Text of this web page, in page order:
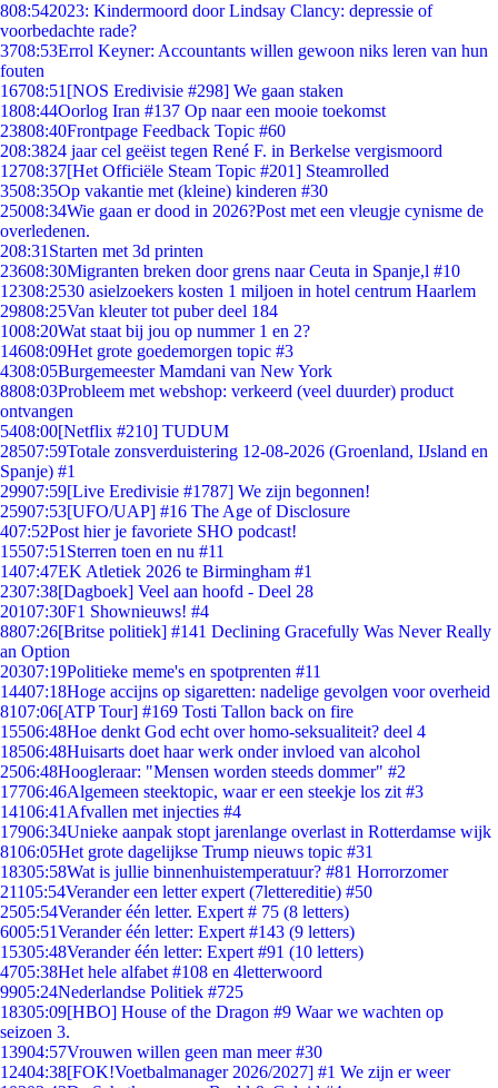
808:542023: Kindermoord door Lindsay Clancy: depressie of
voorbedachte rade?
3708:53Errol Keyner: Accountants willen gewoon niks leren van hun
fouten
16708:51 [NOS Eredivisie #298] We gaan staken
1808:44Oorlog Iran #137 Op naar een mooie toekomst
23808:40Frontpage Feedback Topic #60
208:3824 jaar cel geëist tegen René F. in Berkelse vergismoord
12708:37[Het Officiële Steam Topic #201] Steamrolled
3508:35Op vakantie met (kleine) kinderen #30
25008:34Wie gaan er dood in 2026?Post met een vleugje cynisme de
overledenen.
208:31 Starten met 3d printen
23608:30Migranten breken door grens naar Ceuta in Spanje,l #10
12308:2530 asielzoekers kosten 1 miljoen in hotel centrum Haarlem
29808:25Van kleuter tot puber deel 184
1008:20Wat staat bij jou op nummer 1 en 2?
14608:09Het grote goedemorgen topic #3
4308:05Burgemeester Mamdani van New York
8808:03Probleem met webshop: verkeerd (veel duurder) product
ontvangen
5408:00[Netflix #210] TUDUM
28507:59Totale zonsverduistering 12-08-2026 (Groenland, IJsland en
Spanje) #1
29907:59[Live Eredivisie #1787] We zijn begonnen!
25907:53[UFO/UAP] #16 The Age of Disclosure
407:52Post hier je favoriete SHO podcast!
15507:51 Sterren toen en nu #11
1407:47EK Atletiek 2026 te Birmingham #1
2307:38[Dagboek] Veel aan hoofd - Deel 28
20107:30F1 Shownieuws! #4
8807:26[Britse politiek] #141 Declining Gracefully Was Never Really
an Option
20307:19Politieke meme's en spotprenten #11
14407:18Hoge accijns op sigaretten: nadelige gevolgen voor overheid
8107:06[ATP Tour] #169 Tosti Tallon back on fire
15506:48Hoe denkt God echt over homo-seksualiteit? deel 4
18506:48Huisarts doet haar werk onder invloed van alcohol
2506:48Hoogleraar: "Mensen worden steeds dommer" #2
17706:46Algemeen steektopic, waar er een steekje los zit #3
14106:41 Afvallen met injecties #4
17906:34Unieke aanpak stopt jarenlange overlast in Rotterdamse wijk
8106:05Het grote dagelijkse Trump nieuws topic #31
18305:58Wat is jullie binnenhuistemperatuur? #81 Horrorzomer
21105:54Verander een letter expert (7lettereditie) #50
2505:54Verander één letter. Expert # 75 (8 letters)
6005:51Verander één letter: Expert #143 (9 letters)
15305:48Verander één letter: Expert #91 (10 letters)
4705:38Het hele alfabet #108 en 4letterwoord
9905:24Nederlandse Politiek #725
18305:09[HBO] House of the Dragon #9 Waar we wachten op
seizoen 3.
13904:57Vrouwen willen geen man meer #30
12404:38[FOK!Voetbalmanager 2026/2027] #1 We zijn er weer